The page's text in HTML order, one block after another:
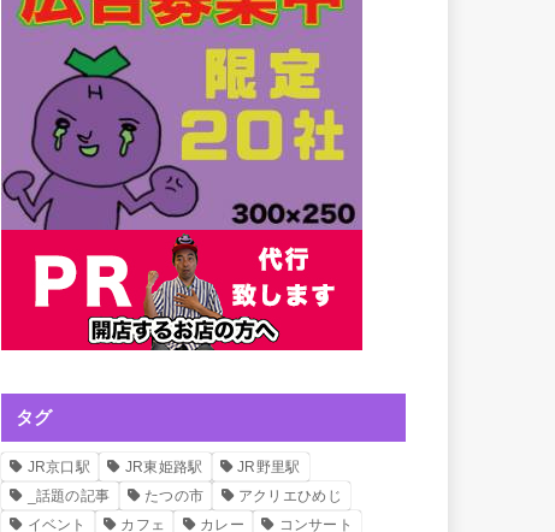
タグ
JR京口駅 JR東姫路駅
JR野里駅
_話題の記事
たつの市
アクリエひめじ
イベント
カフェ カレー コンサート